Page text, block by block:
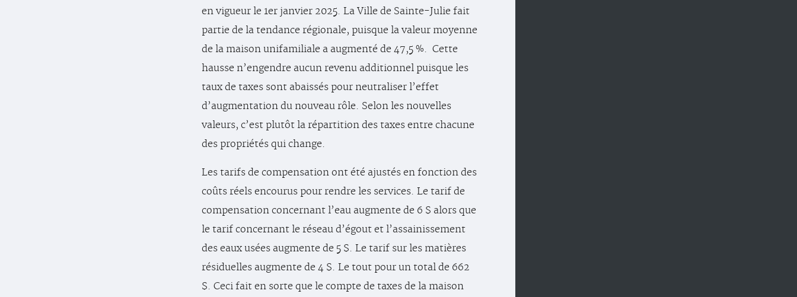
en vigueur le 1er janvier 2025. La Ville de Sainte-Julie fait
partie de la tendance régionale, puisque la valeur moyenne
de la maison unifamiliale a augmenté de 47,5 %. Cette
hausse n’engendre aucun revenu additionnel puisque les
taux de taxes sont abaissés pour neutraliser l’effet
d’augmentation du nouveau rôle. Selon les nouvelles
valeurs, c’est plutôt la répartition des taxes entre chacune
des propriétés qui change.
Les tarifs de compensation ont été ajustés en fonction des
coûts réels encourus pour rendre les services. Le tarif de
compensation concernant l’eau augmente de 6 $ alors que
le tarif concernant le réseau d’égout et l’assainissement
des eaux usées augmente de 5 $. Le tarif sur les matières
résiduelles augmente de 4 $. Le tout pour un total de 662
$. Ceci fait en sorte que le compte de taxes de la maison